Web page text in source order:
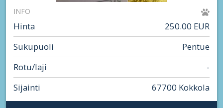
INFO
Hinta
250.00 EUR
Sukupuoli
Pentue
Rotu/laji
-
Sijainti
67700 Kokkola